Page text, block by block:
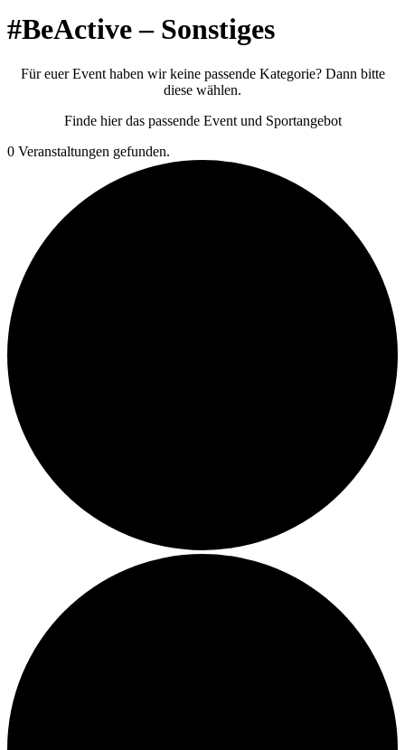
#BeActive – Sonstiges
Für euer Event haben wir keine passende Kategorie? Dann bitte
diese wählen.
Finde hier das passende Event und Sportangebot
0 Veranstaltungen gefunden.